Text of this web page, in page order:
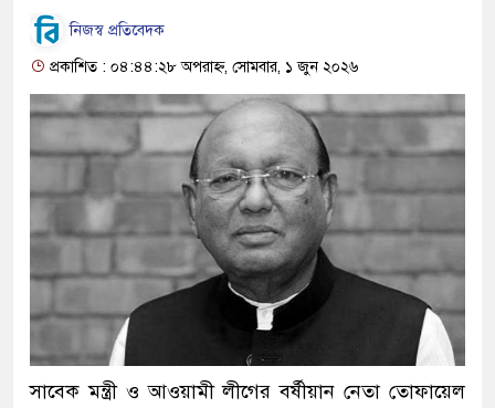
নিজস্ব প্রতিবেদক
প্রকাশিত : ০৪:৪৪:২৮ অপরাহ্ন, সোমবার, ১ জুন ২০২৬
সাবেক মন্ত্রী ও আওয়ামী লীগের বর্ষীয়ান নেতা তোফায়েল